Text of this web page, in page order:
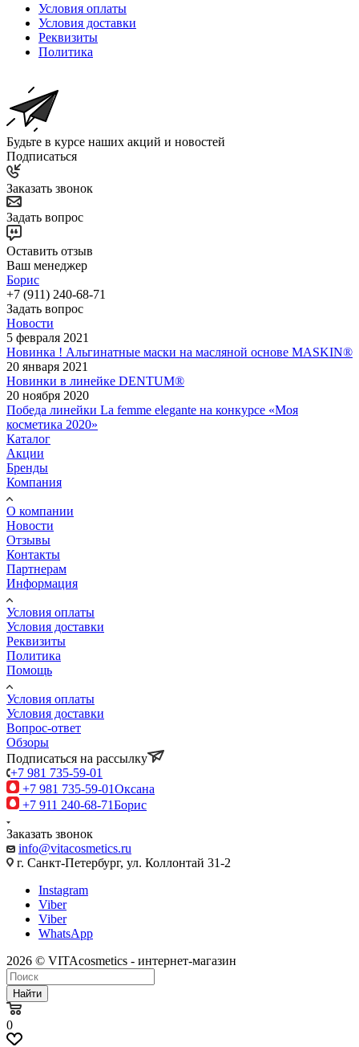
Условия оплаты
Условия доставки
Реквизиты
Политика
Будьте в курсе наших акций и новостей
Подписаться
Заказать звонок
Задать вопрос
Оставить отзыв
Ваш менеджер
Борис
+7 (911) 240-68-71
Задать вопрос
Новости
5 февраля 2021
Новинка ! Альгинатные маски на масляной основе MASKIN®
20 января 2021
Новинки в линейке DENTUM®
20 ноября 2020
Победа линейки La femme elegante на конкурсе «Моя
косметика 2020»
Каталог
Акции
Бренды
Компания
О компании
Новости
Отзывы
Контакты
Партнерам
Информация
Условия оплаты
Условия доставки
Реквизиты
Политика
Помощь
Условия оплаты
Условия доставки
Вопрос-ответ
Обзоры
Подписаться на рассылку
+7 981 735-59-01
+7 981 735-59-01Оксана
+7 911 240-68-71Борис
Заказать звонок
info@vitacosmetics.ru
г. Санкт-Петербург, ул. Коллонтай 31-2
Instagram
Viber
Viber
WhatsApp
2026 © VITAcosmetics - интернет-магазин
Найти
0